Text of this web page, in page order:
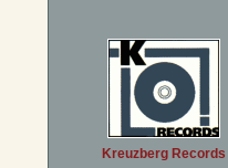
Kreuzberg Records